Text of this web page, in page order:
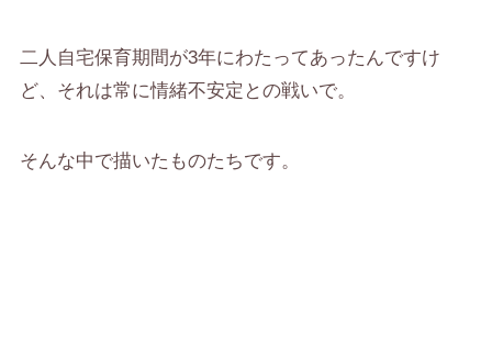
二人自宅保育期間が3年にわたってあったんですけ
ど、それは常に情緒不安定との戦いで。
そんな中で描いたものたちです。